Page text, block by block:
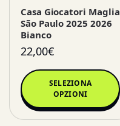
Casa Giocatori Maglia
São Paulo 2025 2026
Bianco
22,00€
SELEZIONA
OPZIONI